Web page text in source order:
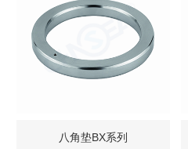
八角垫BX系列